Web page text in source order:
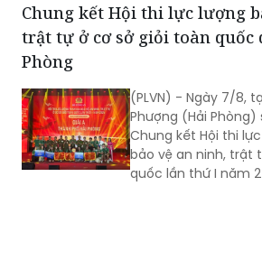
trào “Vì nạn nhân
Chung kết Hội thi lực lượng
trật tự ở cơ sở giỏi toàn quốc
Phòng
(PLVN) - Ngày 7/8,
Phượng (Hải Phòng)
Chung kết Hội thi
bảo vệ an ninh, trật
quốc lần thứ I năm